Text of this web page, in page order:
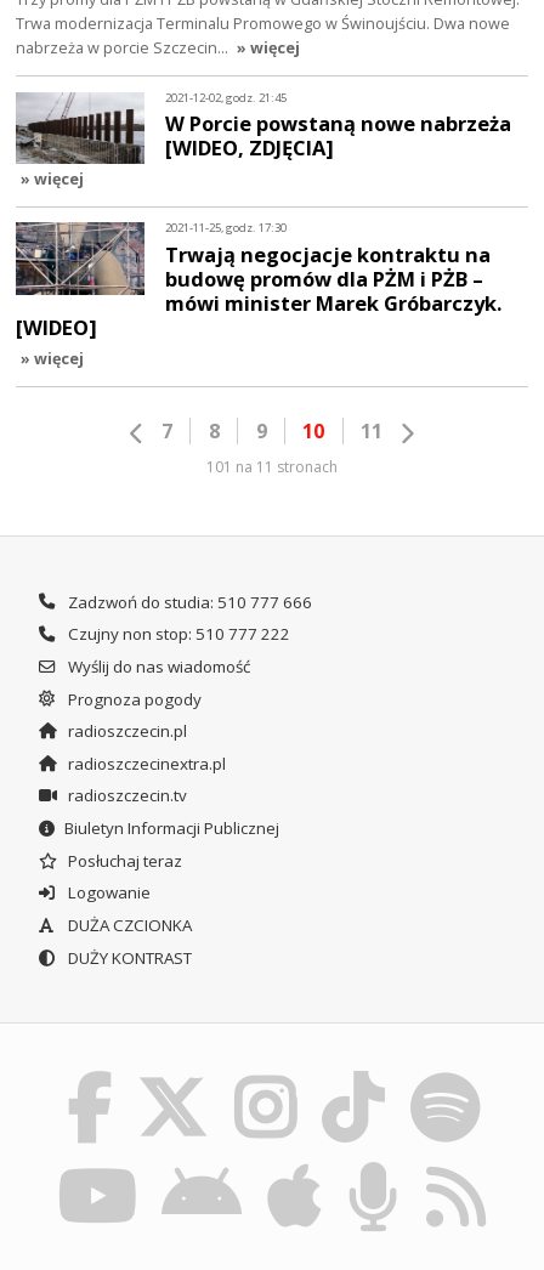
Trwa modernizacja Terminalu Promowego w Świnoujściu. Dwa nowe
nabrzeża w porcie Szczecin… » więcej
2021-12-02, godz. 21:45
W Porcie powstaną nowe nabrzeża
[WIDEO, ZDJĘCIA]
» więcej
2021-11-25, godz. 17:30
Trwają negocjacje kontraktu na
budowę promów dla PŻM i PŻB –
mówi minister Marek Gróbarczyk.
[WIDEO]
» więcej
7 8 9 10 11
101 na 11 stronach
Zadzwoń do studia: 510 777 666
Czujny non stop: 510 777 222
Wyślij do nas wiadomość
Prognoza pogody
radioszczecin.pl
radioszczecinextra.pl
radioszczecin.tv
Biuletyn Informacji Publicznej
Posłuchaj teraz
Logowanie
DUŻA CZCIONKA
DUŻY KONTRAST